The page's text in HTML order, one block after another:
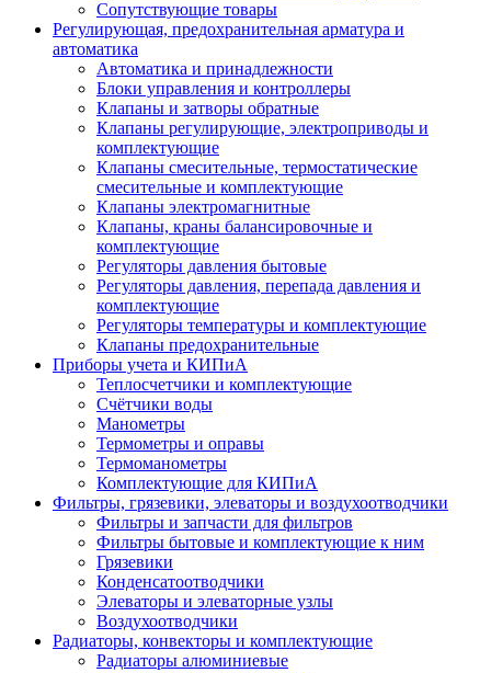
Сопутствующие товары
Регулирующая, предохранительная арматура и
автоматика
Автоматика и принадлежности
Блоки управления и контроллеры
Клапаны и затворы обратные
Клапаны регулирующие, электроприводы и
комплектующие
Клапаны смесительные, термостатические
смесительные и комплектующие
Клапаны электромагнитные
Клапаны, краны балансировочные и
комплектующие
Регуляторы давления бытовые
Регуляторы давления, перепада давления и
комплектующие
Регуляторы температуры и комплектующие
Клапаны предохранительные
Приборы учета и КИПиА
Теплосчетчики и комплектующие
Счётчики воды
Манометры
Термометры и оправы
Термоманометры
Комплектующие для КИПиА
Фильтры, грязевики, элеваторы и воздухоотводчики
Фильтры и запчасти для фильтров
Фильтры бытовые и комплектующие к ним
Грязевики
Конденсатоотводчики
Элеваторы и элеваторные узлы
Воздухоотводчики
Радиаторы, конвекторы и комплектующие
Радиаторы алюминиевые